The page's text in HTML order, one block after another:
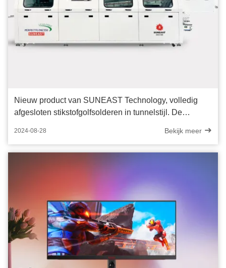
Nieuw product van SUNEAST Technology, volledig
afgesloten stikstofgolfsolderen in tunnelstijl. De
2024-08-28 Bekijk meer